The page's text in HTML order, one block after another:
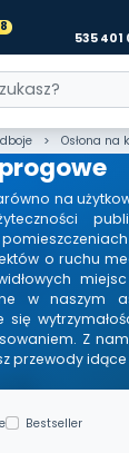
535 401
Osłona na
na
o ruchu
w naszym
Z
przewody
Bestseller